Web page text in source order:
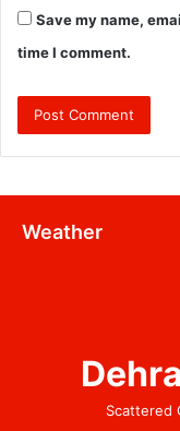
Save my name,
time I comment.
Weather
Scattered